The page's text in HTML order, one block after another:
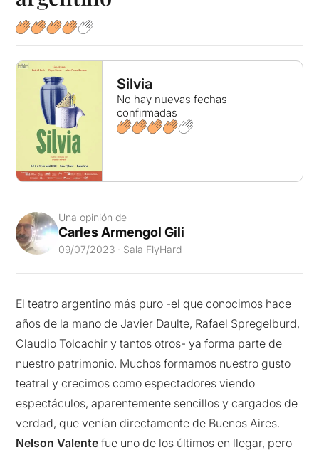
Silvia
No hay nuevas fechas
confirmadas
Una opinión de
Carles Armengol Gili
09/07/2023 · Sala FlyHard
El teatro argentino más puro -el que conocimos hace
años de la mano de Javier Daulte, Rafael Spregelburd,
Claudio Tolcachir y tantos otros- ya forma parte de
nuestro patrimonio. Muchos formamos nuestro gusto
teatral y crecimos como espectadores viendo
espectáculos, aparentemente sencillos y cargados de
verdad, que venían directamente de Buenos Aires.
Nelson Valente fue uno de los últimos en llegar, pero